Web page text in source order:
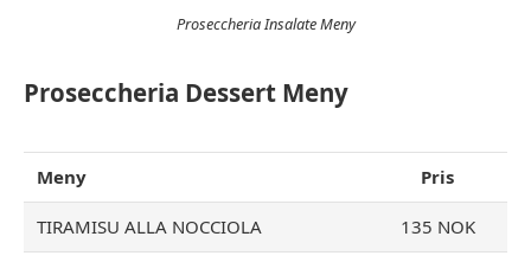
Proseccheria Insalate Meny
Proseccheria Dessert Meny
Meny Pris
TIRAMISU ALLA NOCCIOLA 135 NOK